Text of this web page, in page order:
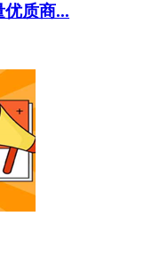
质商...